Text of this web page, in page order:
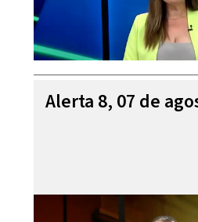
Alerta 8, 07 de